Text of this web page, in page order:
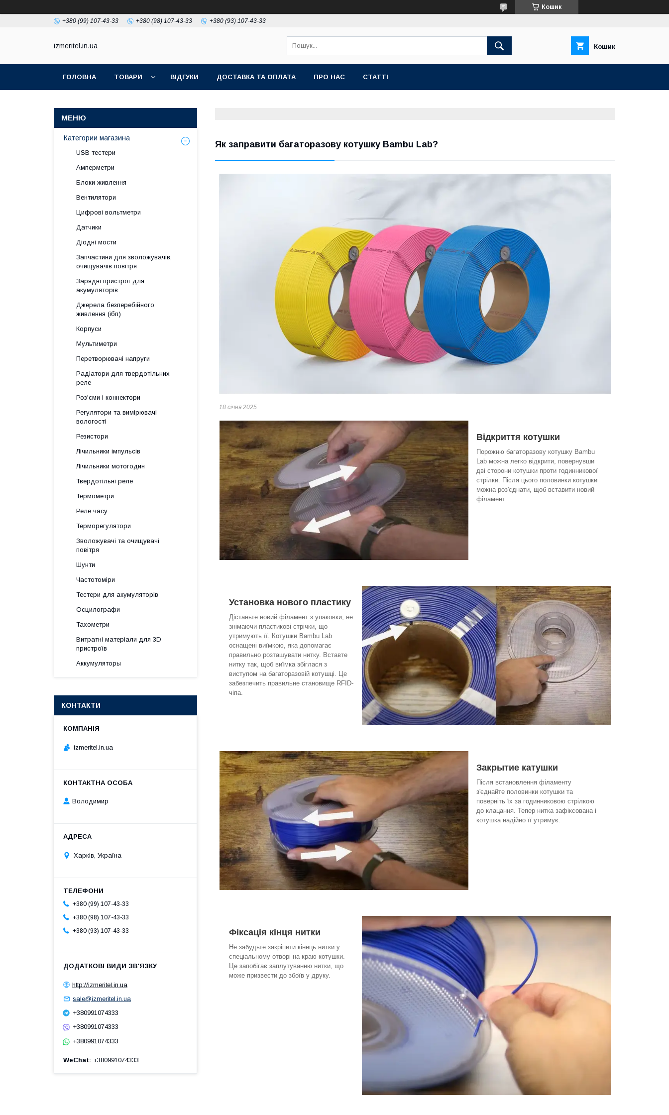
Кошик
+380 (99) 107-43-33 +380 (98) 107-43-33 +380 (93) 107-43-33
izmeritel.in.ua Кошик
ГОЛОВНА ТОВАРИ ВІДГУКИ ДОСТАВКА ТА ОПЛАТА ПРО НАС СТАТТІ
Як заправити багаторазову котушку Bambu Lab?
18 січня 2025
Відкриття котушки
Порожню багаторазову котушку Bambu
Lab можна легко відкрити, повернувши
дві сторони котушки проти годинникової
стрілки. Після цього половинки котушки
можна роз'єднати, щоб вставити новий
філамент.
Установка нового пластику
Дістаньте новий філамент з упаковки, не
знімаючи пластикові стрічки, що
утримують її. Котушки Bambu Lab
оснащені виїмкою, яка допомагає
правильно розташувати нитку. Вставте
нитку так, щоб виїмка збіглася з
виступом на багаторазовій котушці. Це
забезпечить правильне становище RFID-
чіпа.
Закрытие катушки
Після встановлення філаменту
з'єднайте половинки котушки та
поверніть їх за годинниковою стрілкою
до клацання. Тепер нитка зафіксована і
котушка надійно її утримує.
Фіксація кінця нитки
Не забудьте закріпити кінець нитки у
спеціальному отворі на краю котушки.
Це запобігає заплутуванню нитки, що
може призвести до збоїв у друку.
Категории магазина
USB тестери
Амперметри
Блоки живлення
Вентилятори
Цифрові вольтметри
Датчики
Діодні мости
Запчастини для зволожувачів,
очищувачів повітря
Зарядні пристрої для
акумуляторів
Джерела безперебійного
живлення (ібп)
Корпуси
Мультиметри
Перетворювачі напруги
Радіатори для твердотільних
реле
Роз'єми і коннектори
Регулятори та вимірювачі
вологості
Резистори
Лічильники імпульсів
Лічильники мотогодин
Твердотільні реле
Термометри
Реле часу
Терморегулятори
Зволожувачі та очищувачі
повітря
Шунти
Частотоміри
Тестери для акумуляторів
Осцилографи
Тахометри
Витратні матеріали для 3D
пристроїв
Аккумуляторы
КОНТАКТИ
izmeritel.in.ua
Володимир
Харків, Україна
+380 (99) 107-43-33
+380 (98) 107-43-33
+380 (93) 107-43-33
http://izmeritel.in.ua
sale@izmeritel.in.ua
+380991074333
+380991074333
+380991074333
WeChat +380991074333